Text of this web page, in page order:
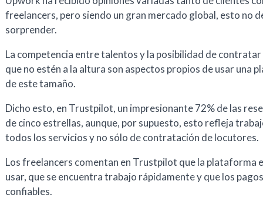
freelancers, pero siendo un gran mercado global, esto no
sorprender.
La competencia entre talentos y la posibilidad de
que no estén a la altura son aspectos propios de usar una
de este tamaño.
Dicho esto, en Trustpilot, un impresionante 72% de las
de cinco estrellas, aunque, por supuesto, esto refleja
todos los servicios y no sólo de contratación de locutores.
Los freelancers comentan en Trustpilot que la plataforma
usar, que se encuentra trabajo rápidamente y que los
confiables.